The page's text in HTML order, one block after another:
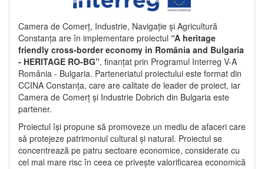
Camera de Comerț, Industrie, Navigație și Agricultură
Constanța are în implementare proiectul “A heritage
friendly cross-border economy in România and Bulgaria
- HERITAGE RO-BG”, finanțat prin Programul Interreg V-A
România - Bulgaria. Parteneriatul proiectului este format din
CCINA Constanța, care are calitate de leader de proiect, iar
Camera de Comerț și Industrie Dobrich din Bulgaria este
partener.
Proiectul își propune să promoveze un mediu de afaceri care
să protejeze patrimoniul cultural și natural. Proiectul se
concentrează pe patru sectoare economice, considerate cu
cel mai mare risc în ceea ce privește valorificarea economică